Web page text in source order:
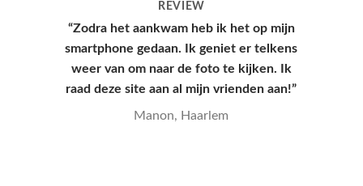
REVIEW
“Hoesje kwam snel aan en had een leuke
verpakking, hele goede kwaliteit en
mooie print.”
Yana, Den Haag